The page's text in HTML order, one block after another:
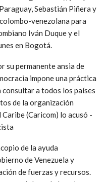
Sebastián Piñera y
venezolana para
Iván Duque y el
en Bogotá.
su permanente ansia de
impone una práctica
a todos los países
de la organización
Caribe (Caricom) lo acusó -
de la ayuda
de Venezuela y
de fuerzas y recursos.